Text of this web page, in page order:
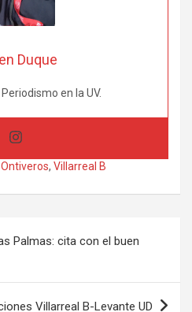
Duque
en la UV.
Ontiveros, Villarreal B
Palmas: cita con el buen
Villarreal B-Levante UD